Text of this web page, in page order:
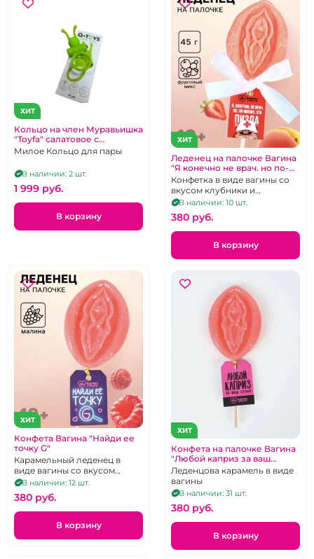
ХИТ
Кольцо на член Муравьишка
"Toyfa" салатовое с
клиторальным
стимулятором
Милое Кольцо для пары
В наличии: 2 шт.
1 999 pуб.
В корзину
ХИТ
Леденец на палочке Вагина
"Я конечно не врач. но по-
моему это пизда"
Конфетка в виде вагины со
вкусом клубники и
абрикоса.
В наличии: 10 шт.
380 pуб.
В корзину
ХИТ
Конфета Вагина "Найди ее
точку G"
Карамельный леденец в
виде вагины со вкусом
малины
В наличии: 12 шт.
380 pуб.
В корзину
ХИТ
Конфета на палочке Вагина
"Любой каприз за ваш
отлиз"
Леденцова карамель в виде
вагины
В наличии: 31 шт.
380 pуб.
В корзину